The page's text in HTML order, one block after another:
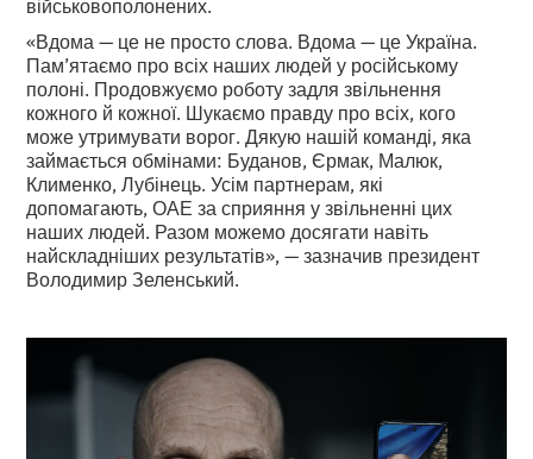
«Вдома — це не просто слова. Вдома — це Україна.
Пам’ятаємо про всіх наших людей у російському
полоні. Продовжуємо роботу задля звільнення
кожного й кожної. Шукаємо правду про всіх, кого
може утримувати ворог. Дякую нашій команді, яка
займається обмінами: Буданов, Єрмак, Малюк,
Клименко, Лубінець. Усім партнерам, які
допомагають, ОАЕ за сприяння у звільненні цих
наших людей. Разом можемо досягати навіть
найскладніших результатів», — зазначив президент
Володимир Зеленський.